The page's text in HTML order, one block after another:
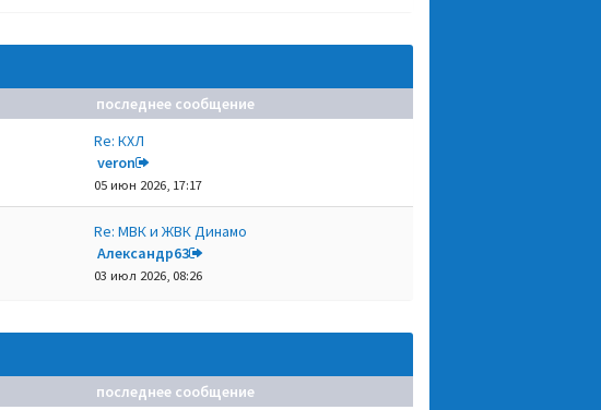
последнее сообщение
Re: КХЛ
veron
05 июн 2026, 17:17
Re: МВК и ЖВК Динамо
Александр63
03 июл 2026, 08:26
последнее сообщение